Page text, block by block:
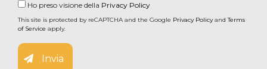
Ho preso visione della Privacy Policy
This site is protected by reCAPTCHA and the Google Privacy PolicyandTerms
of Service apply.
Invia